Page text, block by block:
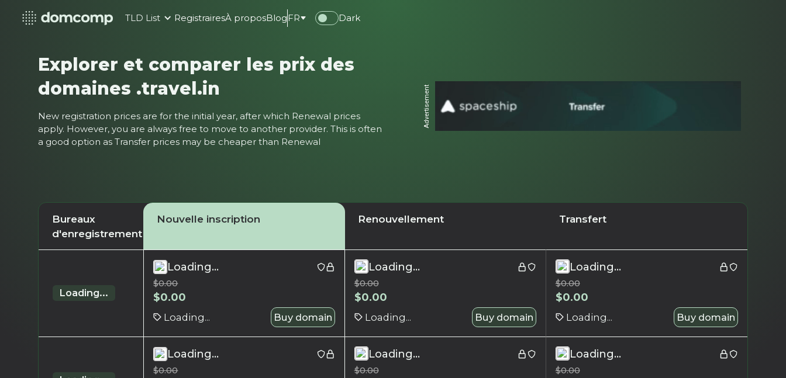
TLD List RegistrairesÀ proposBlog FR Dark
Explorer et comparer les prix des
domaines .travel.in
New registration prices are for the initial year, after which Renewal prices
apply. However, you are always free to move to another provider. This is often
a good option as Transfer prices may be cheaper than Renewal
Advertisement
Bureaux
d'enregistrement
Nouvelle inscription Renouvellement Transfert
Loading...
Loading...
$0.00
$0.00
Loading... Buy domain
Loading...
$0.00
$0.00
Loading... Buy domain
Loading...
$0.00
$0.00
Loading... Buy domain
Loading...
$0.00
Loading...
$0.00
Loading...
$0.00